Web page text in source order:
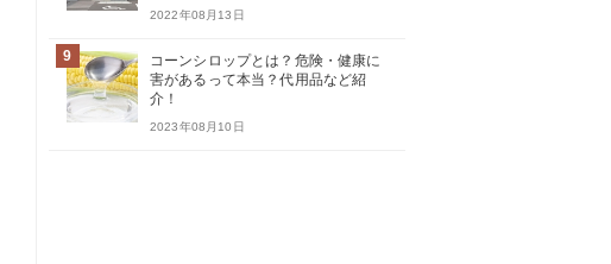
2022年08月13日
9
コーンシロップとは？危険・健康に
害があるって本当？代用品など紹
介！
2023年08月10日